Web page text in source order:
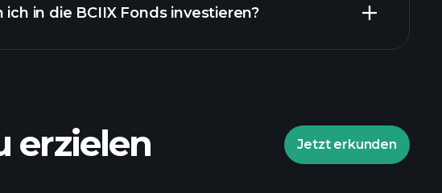
ich in die BCIIX Fonds investieren?
erzielen Jetzt erkunden